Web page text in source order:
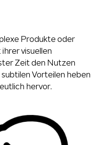
Produkte oder
visuellen
Zeit den Nutzen
Vorteilen heben
hervor.